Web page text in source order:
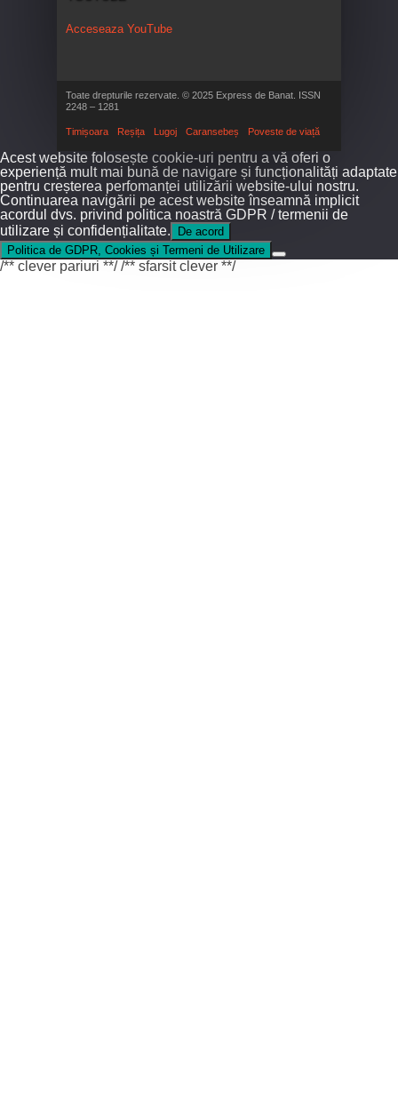
Acceseaza YouTube
Toate drepturile rezervate. © 2025 Express de Banat. ISSN
2248 – 1281
Timișoara Reșița Lugoj Caransebeș Poveste de viață
Acest website folosește cookie-uri pentru a vă oferi o
experiență mult mai bună de navigare și funcționalități adaptate
pentru creșterea perfomanței utilizării website-ului nostru.
Continuarea navigării pe acest website înseamnă implicit
acordul dvs. privind politica noastră GDPR / termenii de
utilizare și confidențialitate.
De acord
Politica de GDPR, Cookies și Termeni de Utilizare
/** clever pariuri **//** sfarsit clever **/